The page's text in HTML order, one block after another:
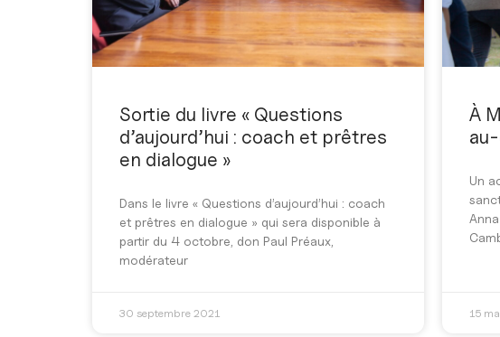
Sortie du livre « Questions
d’aujourd’hui : coach et prêtres
en dialogue »
Dans le livre « Questions d’aujourd’hui : coach
et prêtres en dialogue » qui sera disponible à
partir du 4 octobre, don Paul Préaux,
modérateur
30 septembre 2021
À
Un
15